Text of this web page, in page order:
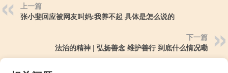
上一篇
张小斐回应被网友叫妈:我养不起 具体是怎么说的
下一篇
法治的精神 | 弘扬善念 维护善行 到底什么情况嘞